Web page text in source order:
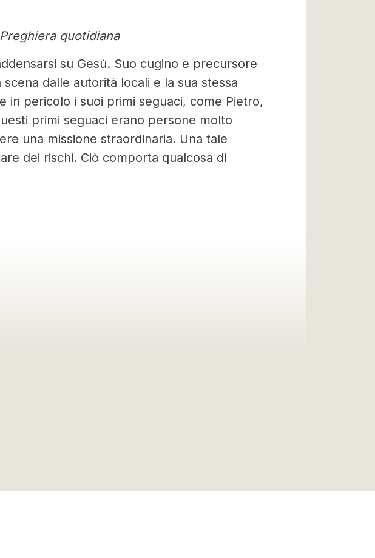
quotidiana
su Gesù. Suo cugino e precursore
dalle autorità locali e la sua stessa
in pericolo i suoi primi seguaci, come Pietro,
primi seguaci erano persone molto
una missione straordinaria. Una tale
dei rischi. Ciò comporta qualcosa di